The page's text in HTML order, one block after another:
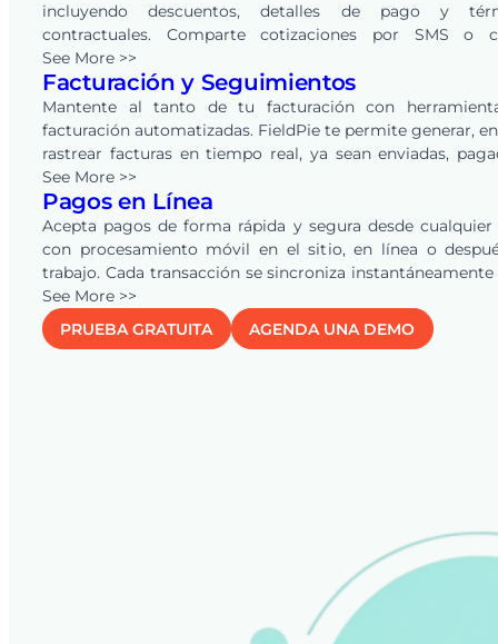
incluyendo descuentos, detalles de pago y
contractuales. Comparte cotizaciones por SMS o
electrónico, y permite a los clientes revisarlas y
línea con un solo clic. FieldPie también
seguimientos, ayudando a negocios de todas las
convertir más oportunidades en ingresos.
See More >>
Facturación y Seguimientos
Mantente al tanto de tu facturación con
facturación automatizadas. FieldPie te permite generar,
rastrear facturas en tiempo real, ya sean enviadas,
vencidas. Los recordatorios automáticos mantienen a tu
y clientes alineados, asegurando pagos más
reduciendo la carga de trabajo administrativa.
See More >>
Pagos en Línea
Acepta pagos de forma rápida y segura desde
con procesamiento móvil en el sitio, en línea o
trabajo. Cada transacción se sincroniza
sistema para una visibilidad financiera clara, y la
QuickBooksOnline automatiza cotizaciones, facturas y
eliminando la doble entrada y manteniendo tus
See More >>
PRUEBA GRATUITA
AGENDA UNA DEMO